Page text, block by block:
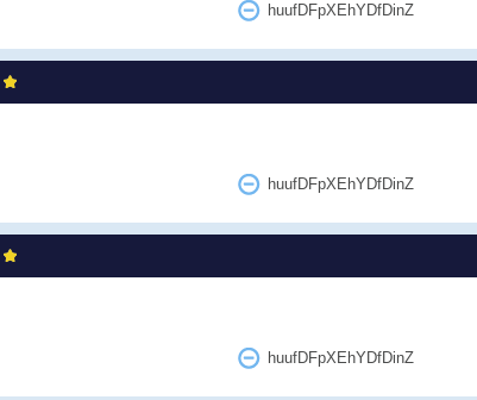
huufDFpXEhYDfDinZ
huufDFpXEhYDfDinZ
huufDFpXEhYDfDinZ